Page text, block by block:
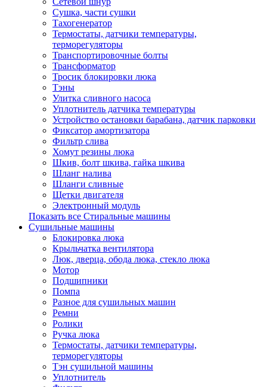
Сушка, части сушки
Тахогенератор
Термостаты, датчики температуры,
терморегуляторы
Транспортировочные болты
Трансформатор
Тросик блокировки люка
Тэны
Улитка сливного насоса
Уплотнитель датчика температуры
Устройство остановки барабана, датчик парковки
Фиксатор амортизатора
Фильтр слива
Хомут резины люка
Шкив, болт шкива, гайка шкива
Шланг налива
Шланги сливные
Щетки двигателя
Электронный модуль
Показать все Стиральные машины
Сушильные машины
Блокировка люка
Крыльчатка вентилятора
Люк, дверца, обода люка, стекло люка
Мотор
Подшипники
Помпа
Разное для сушильных машин
Ремни
Ролики
Ручка люка
Термостаты, датчики температуры,
терморегуляторы
Тэн сушильной машины
Уплотнитель